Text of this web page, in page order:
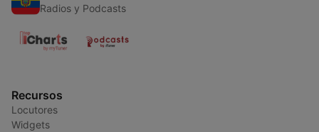
Radios y Podcasts
Recursos
Locutores
Widgets